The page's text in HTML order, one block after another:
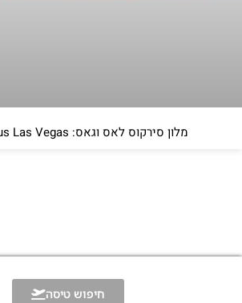
מלון סירקוס לאס וגאס: Circus Circus Las Vegas
חיפוש טיסה